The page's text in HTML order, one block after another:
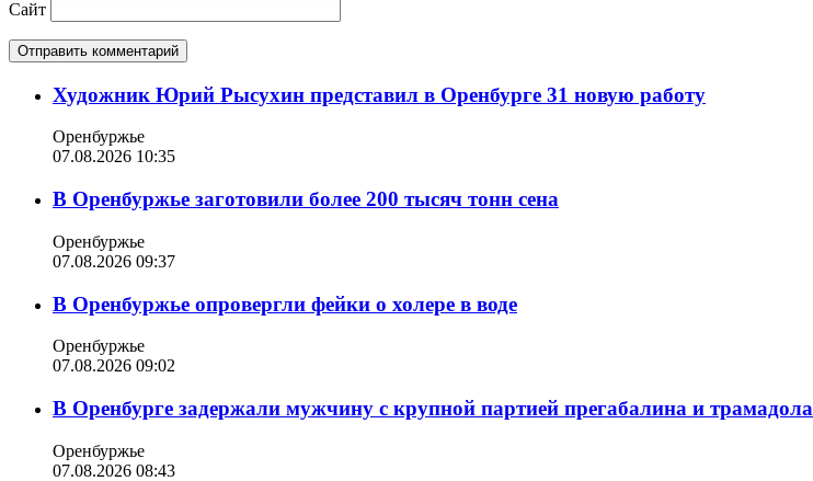
Сайт
Художник Юрий Рысухин представил в Оренбурге 31 новую работу
Оренбуржье
07.08.2026 10:35
В Оренбуржье заготовили более 200 тысяч тонн сена
Оренбуржье
07.08.2026 09:37
В Оренбуржье опровергли фейки о холере в воде
Оренбуржье
07.08.2026 09:02
В Оренбурге задержали мужчину с крупной партией прегабалина и трамадола
Оренбуржье
07.08.2026 08:43